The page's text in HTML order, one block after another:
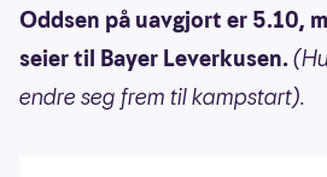
Oddsen på uavgjort er 5.10,
seier til Bayer Leverkusen.
endre seg frem til kampstart).